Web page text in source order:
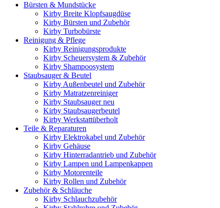
Bürsten & Mundstücke
Kirby Breite Klopfsaugdüse
Kirby Bürsten und Zubehör
Kirby Turbobürste
Reinigung & Pflege
Kirby Reinigungsprodukte
Kirby Scheuersystem & Zubehör
Kirby Shampoosystem
Staubsauger & Beutel
Kirby Außenbeutel und Zubehör
Kirby Matratzenreiniger
Kirby Staubsauger neu
Kirby Staubsaugerbeutel
Kirby Werkstattüberholt
Teile & Reparaturen
Kirby Elektrokabel und Zubehör
Kirby Gehäuse
Kirby Hinterradantrieb und Zubehör
Kirby Lampen und Lampenkappen
Kirby Motorenteile
Kirby Rollen und Zubehör
Zubehör & Schläuche
Kirby Schlauchzubehör